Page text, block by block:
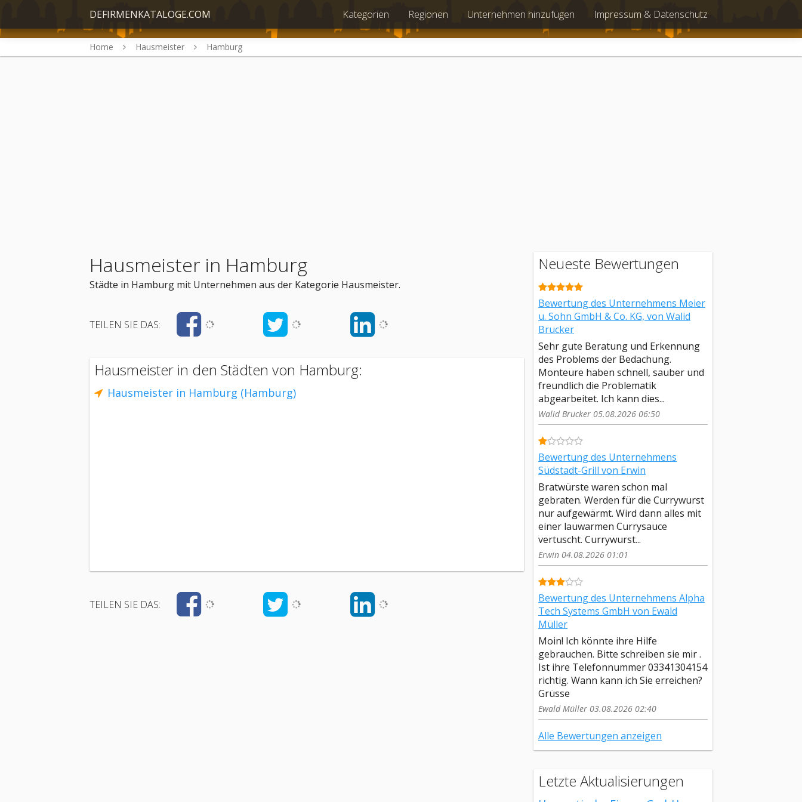
DEFIRMENKATALOGE.COM Kategorien Regionen Unternehmen hinzufügen Impressum & Datenschutz
Home Hausmeister Hamburg
Hausmeister in Hamburg
Städte in Hamburg mit Unternehmen aus der Kategorie Hausmeister.
TEILEN SIE DAS:
Hausmeister in den Städten von Hamburg:
Hausmeister in Hamburg (Hamburg)
TEILEN SIE DAS:
Neueste Bewertungen
Bewertung des Unternehmens Meier
u. Sohn GmbH & Co. KG, von Walid
Brucker
Sehr gute Beratung und Erkennung
des Problems der Bedachung.
Monteure haben schnell, sauber und
freundlich die Problematik
abgearbeitet. Ich kann dies...
Walid Brucker 05.08.2026 06:50
Bewertung des Unternehmens
Südstadt-Grill von Erwin
Bratwürste waren schon mal
gebraten. Werden für die Currywurst
nur aufgewärmt. Wird dann alles mit
einer lauwarmen Currysauce
vertuscht. Currywurst...
Erwin 04.08.2026 01:01
Bewertung des Unternehmens Alpha
Tech Systems GmbH von Ewald
Müller
Moin! Ich könnte ihre Hilfe
gebrauchen. Bitte schreiben sie mir .
Ist ihre Telefonnummer 03341304154
richtig. Wann kann ich Sie erreichen?
Grüsse
Ewald Müller 03.08.2026 02:40
Alle Bewertungen anzeigen
Letzte Aktualisierungen